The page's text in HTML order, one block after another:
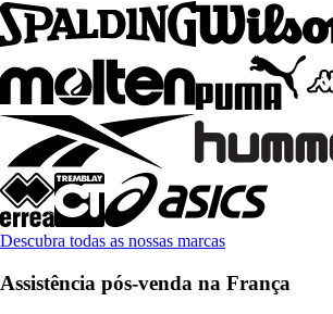
Descubra todas as nossas marcas
Assistência pós-venda na França